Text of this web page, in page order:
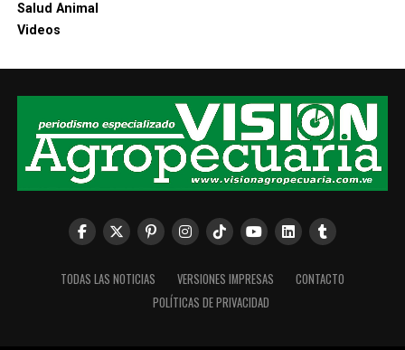
Salud Animal
Videos
TODAS LAS NOTICIAS VERSIONES IMPRESAS
CONTACTO
POLÍTICAS DE PRIVACIDAD